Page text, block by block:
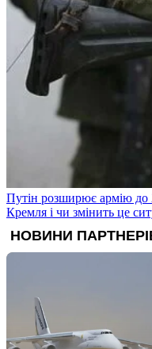
Путін розширює армію до
Кремля і чи змінить це